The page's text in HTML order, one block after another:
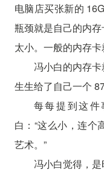
电脑店买张新的
瓶颈就是自己的内
太小。一般的内存卡
冯小白的内存
生生给了自己一个
每每提到这
白：“这么小，连个
艺术。”
冯小白觉得，是